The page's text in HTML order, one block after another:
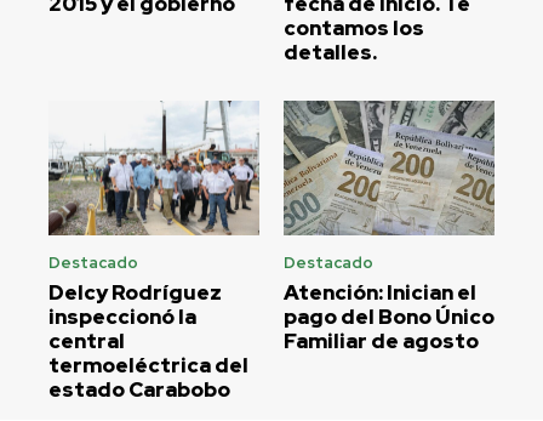
contamos los
detalles.
Destacado
Delcy Rodríguez
inspeccionó la
central
termoeléctrica del
estado Carabobo
Destacado
Atención: Inician el
pago del Bono Único
Familiar de agosto